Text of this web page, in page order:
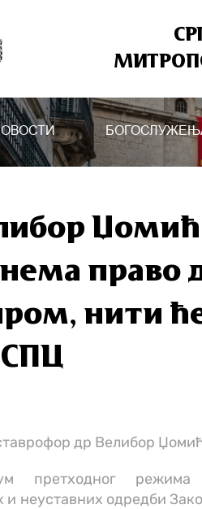
право
нити ће
др Велибор
претходног
неуставних одредби